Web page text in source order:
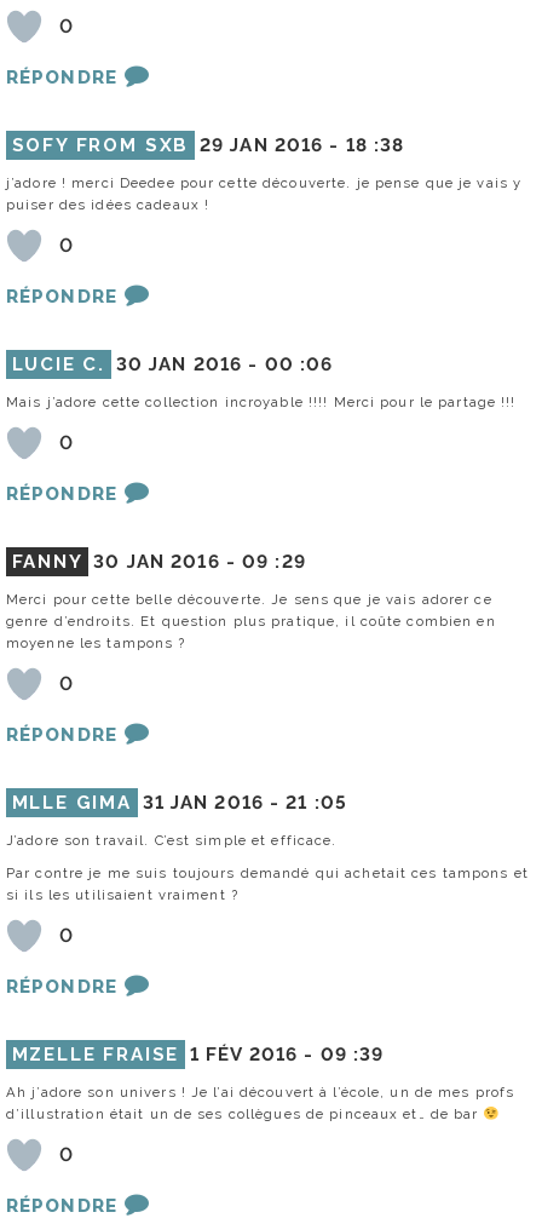
0
RÉPONDRE
SOFY FROM SXB 29 JAN 2016 - 18 :38
j’adore ! merci Deedee pour cette découverte. je pense que je vais y
puiser des idées cadeaux !
0
RÉPONDRE
LUCIE C. 30 JAN 2016 - 00 :06
Mais j’adore cette collection incroyable !!!! Merci pour le partage !!!
0
RÉPONDRE
FANNY 30 JAN 2016 -09 :29
Merci pour cette belle découverte. Je sens que je vais adorer ce
genre d’endroits. Et question plus pratique, il coûte combien en
moyenne les tampons ?
0
RÉPONDRE
MLLE GIMA 31 JAN 2016 -21 :05
J’adore son travail. C’est simple et efficace.
Par contre je me suis toujours demandé qui achetait ces tampons et
si ils les utilisaient vraiment ?
0
RÉPONDRE
MZELLE FRAISE 1 FÉV 2016 - 09 :39
Ah j’adore son univers ! Je l’ai découvert à l’école, un de mes profs
d’illustration était un de ses collègues de pinceaux et… de bar
0
RÉPONDRE